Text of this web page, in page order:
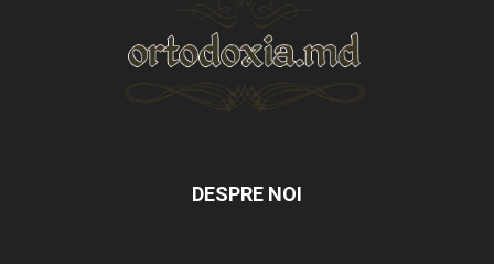
DESPRE NOI